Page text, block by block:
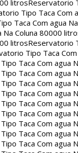
litrosReservatorio
Tipo Taca Com
Taca Com agua
Coluna 80000
litrosReservatorio
Tipo Taca
Taca Com agua
Taca Com agua
Taca Com agua
Taca Com agua
Taca Com agua
Taca Com agua
Taca Com agua
Taca Com agua
Taca Com agua